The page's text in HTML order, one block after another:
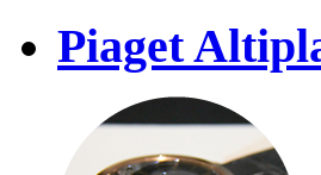
Piaget